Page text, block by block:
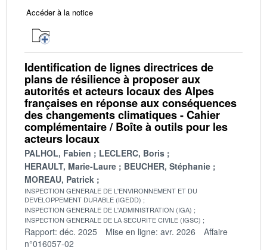
Accéder à la notice
Identification de lignes directrices de
plans de résilience à proposer aux
autorités et acteurs locaux des Alpes
françaises en réponse aux conséquences
des changements climatiques - Cahier
complémentaire / Boîte à outils pour les
acteurs locaux
PALHOL, Fabien
LECLERC, Boris
HERAULT, Marie-Laure
BEUCHER, Stéphanie
MOREAU, Patrick
INSPECTION GENERALE DE L'ENVIRONNEMENT ET DU
DEVELOPPEMENT DURABLE (IGEDD)
INSPECTION GENERALE DE L'ADMINISTRATION (IGA)
INSPECTION GENERALE DE LA SECURITE CIVILE (IGSC)
Rapport: déc. 2025 Mise en ligne: avr. 2026
Affaire
n°016057-02